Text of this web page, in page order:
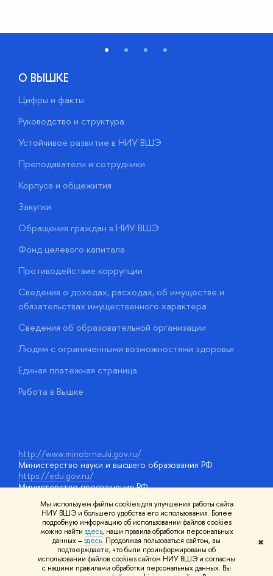
Мы используем файлы cookies для улучшения работы сайта
НИУ ВШЭ и большего удобства его использования. Более
подробную информацию об использовании файлов cookies
можно найти здесь, наши правила обработки персональных
данных –здесь. Продолжая пользоваться сайтом, вы
подтверждаете, что были проинформированы об
использовании файлов cookies сайтом НИУ ВШЭ и согласны
с нашими правилами обработки персональных данных. Вы
✖
О ВЫШКЕ
Цифры и факты
Руководство и структура
Устойчивое развитие в НИУ ВШЭ
Преподаватели и сотрудники
Корпуса и общежития
Закупки
Обращения граждан в НИУ ВШЭ
Фонд целевого капитала
Противодействие коррупции
Сведения о доходах, расходах, об имуществе и
обязательствах имущественного характера
Сведения об образовательной организации
Людям с ограниченными возможностями здоровья
Единая платежная страница
Работа в Вышке
http://www.minobrnauki.gov.ru/
Министерство науки и высшего образования РФ
https://edu.gov.ru/
Министерство просвещения РФ
Массовые открытые онлайн-курсы
© НИУ ВШЭ 1993–2026 Адреса и контактыУсловия
использования материалов Политика конфиденциальности
Шрифты HSE Sans и HSE Slab разработаны вШколе дизайна НИУ